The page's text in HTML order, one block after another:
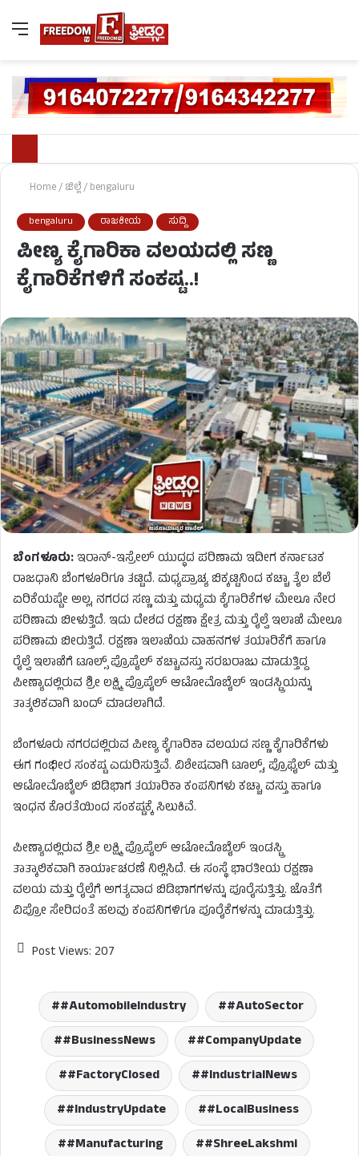
Home/ಜಿಲ್ಲೆ/bengaluru
bengaluru ರಾಜಕೀಯ ಸುದ್ದಿ
ಪೀಣ್ಯ ಕೈಗಾರಿಕಾ ವಲಯದಲ್ಲಿ ಸಣ್ಣ
ಕೈಗಾರಿಕೆಗಳಿಗೆ ಸಂಕಷ್ಟ..!
ಬೆಂಗಳೂರು:ಇರಾನ್-ಇಸ್ರೇಲ್ ಯುದ್ಧದ ಪರಿಣಾಮ ಇದೀಗ ಕರ್ನಾಟಕ
ರಾಜಧಾನಿ ಬೆಂಗಳೂರಿಗೂ ತಟ್ಟಿದೆ. ಮಧ್ಯಪ್ರಾಚ್ಯ ಬಿಕ್ಕಟ್ಟಿನಿಂದ ಕಚ್ಚಾ ತೈಲ ಬೆಲೆ
ಏರಿಕೆಯಷ್ಟೇ ಅಲ್ಲ, ನಗರದ ಸಣ್ಣ ಮತ್ತು ಮಧ್ಯಮ ಕೈಗಾರಿಕೆಗಳ ಮೇಲೂ ನೇರ
ಪರಿಣಾಮ ಬೀಳುತ್ತಿದೆ. ಇದು ದೇಶದ ರಕ್ಷಣಾ ಕ್ಷೇತ್ರ ಮತ್ತು ರೈಲ್ವೆ ಇಲಾಖೆ ಮೇಲೂ
ಪರಿಣಾಮ ಬೀರುತ್ತಿದೆ. ರಕ್ಷಣಾ ಇಲಾಖೆಯ ವಾಹನಗಳ ತಯಾರಿಕೆಗೆ ಹಾಗೂ
ರೈಲ್ವೆ ಇಲಾಖೆಗೆ ಟೂಲ್ಸ್ ಪ್ರೊಪೈಲ್ ಕಚ್ಚಾವಸ್ತು ಸರಬರಾಜು ಮಾಡುತ್ತಿದ್ದ
ಪೀಣ್ಯಾದಲ್ಲಿರುವ ಶ್ರೀ ಲಕ್ಷ್ಮಿ ಪ್ರೊಪೈಲ್ ಆಟೋಮೊಬೈಲ್ ಇಂಡಸ್ಟ್ರಿಯನ್ನು
ತಾತ್ಕಲಿಕವಾಗಿ ಬಂದ್ ಮಾಡಲಾಗಿದೆ.
ಬೆಂಗಳೂರು ನಗರದಲ್ಲಿರುವ ಪೀಣ್ಯ ಕೈಗಾರಿಕಾ ವಲಯದ ಸಣ್ಣ ಕೈಗಾರಿಕೆಗಳು
ಈಗ ಗಂಭೀರ ಸಂಕಷ್ಟ ಎದುರಿಸುತ್ತಿವೆ. ವಿಶೇಷವಾಗಿ ಟೂಲ್ಸ್, ಪ್ರೊಫೈಲ್ ಮತ್ತು
ಆಟೋಮೊಬೈಲ್ ಬಿಡಿಭಾಗ ತಯಾರಿಕಾ ಕಂಪನಿಗಳು ಕಚ್ಚಾ ವಸ್ತು ಹಾಗೂ
ಇಂಧನ ಕೊರತೆಯಿಂದ ಸಂಕಷ್ಟಕ್ಕೆ ಸಿಲುಕಿವೆ.
ಪೀಣ್ಯಾದಲ್ಲಿರುವ ಶ್ರೀ ಲಕ್ಷ್ಮಿ ಪ್ರೊಪೈಲ್ ಆಟೋಮೊಬೈಲ್ ಇಂಡಸ್ಟ್ರಿ
ತಾತ್ಕಾಲಿಕವಾಗಿ ಕಾರ್ಯಾಚರಣೆ ನಿಲ್ಲಿಸಿದೆ. ಈ ಸಂಸ್ಥೆ ಭಾರತೀಯ ರಕ್ಷಣಾ
ವಲಯ ಮತ್ತು ರೈಲ್ವೆಗೆ ಅಗತ್ಯವಾದ ಬಿಡಿಭಾಗಗಳನ್ನು ಪೂರೈಸುತ್ತಿತ್ತು. ಜೊತೆಗೆ
ವಿಪ್ರೋ ಸೇರಿದಂತೆ ಹಲವು ಕಂಪನಿಗಳಿಗೂ ಪೂರೈಕೆಗಳನ್ನು ಮಾಡುತ್ತಿತ್ತು.
Post Views: 207
#AutomobileIndustry
#AutoSector
#BusinessNews
#CompanyUpdate
#FactoryClosed
#IndustrialNews
#IndustryUpdate
#LocalBusiness
#Manufacturing
#ShreeLakshmi